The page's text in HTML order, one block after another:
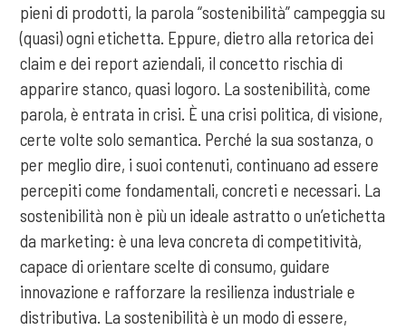
pieni di prodotti, la parola “sostenibilità” campeggia su
(quasi) ogni etichetta. Eppure, dietro alla retorica dei
claim e dei report aziendali, il concetto rischia di
apparire stanco, quasi logoro. La sostenibilità, come
parola, è entrata in crisi. È una crisi politica, di visione,
certe volte solo semantica. Perché la sua sostanza, o
per meglio dire, i suoi contenuti, continuano ad essere
percepiti come fondamentali, concreti e necessari. La
sostenibilità non è più un ideale astratto o un’etichetta
da marketing: è una leva concreta di competitività,
capace di orientare scelte di consumo, guidare
innovazione e rafforzare la resilienza industriale e
distributiva. La sostenibilità è un modo di essere,